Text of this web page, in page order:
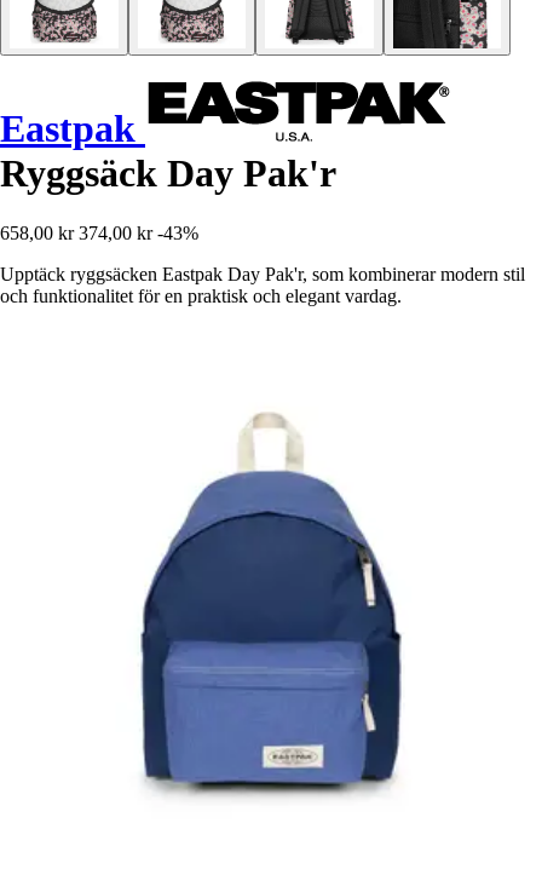
Eastpak
Ryggsäck Day Pak'r
658,00 kr 374,00 kr -43%
Upptäck ryggsäcken Eastpak Day Pak'r, som kombinerar modern stil
och funktionalitet för en praktisk och elegant vardag.